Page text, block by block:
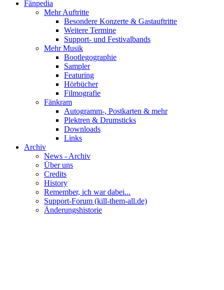
Fänpedia
Mehr Auftritte
Besondere Konzerte & Gastauftritte
Weitere Termine
Support- und Festivalbands
Mehr Musik
Bootlegographie
Sampler
Featuring
Hörbücher
Filmografie
Fänkram
Autogramm-, Postkarten & mehr
Plektren & Drumsticks
Downloads
Links
Archiv
News - Archiv
Über uns
Credits
History
Remember, ich war dabei...
Support-Forum (kill-them-all.de)
Änderungshistorie